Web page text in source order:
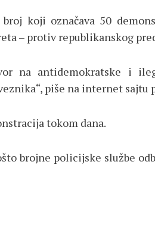
koji označava 50
– protiv republikanskog
na antidemokratske i
piše na internet sajtu
tokom dana.
brojne policijske službe